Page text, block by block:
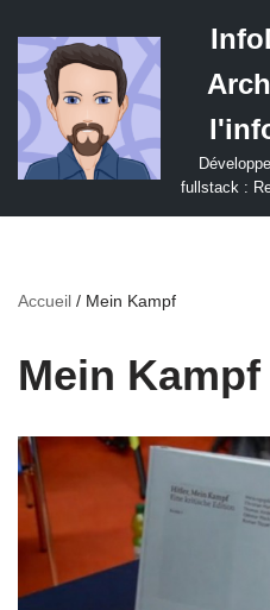
Aller
au
contenu
fullstack :
Accueil / Mein Kampf
Mein Kampf